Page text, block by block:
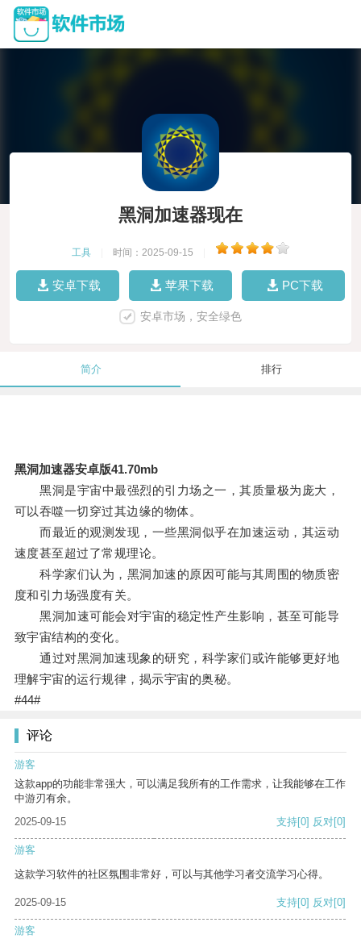
黑洞加速器现在
工具 时间：2025-09-15
安卓下载 苹果下载 PC下载
安卓市场，安全绿色
简介 排行
黑洞加速器安卓版41.70mb
黑洞是宇宙中最强烈的引力场之一，其质量极为庞大，
可以吞噬一切穿过其边缘的物体。
而最近的观测发现，一些黑洞似乎在加速运动，其运动
速度甚至超过了常规理论。
科学家们认为，黑洞加速的原因可能与其周围的物质密
度和引力场强度有关。
黑洞加速可能会对宇宙的稳定性产生影响，甚至可能导
致宇宙结构的变化。
通过对黑洞加速现象的研究，科学家们或许能够更好地
理解宇宙的运行规律，揭示宇宙的奥秘。
#44#
评论
游客
这款app的功能非常强大，可以满足我所有的工作需求，让我能够在工作
中游刃有余。
2025-09-15
支持[0] 反对[0]
游客
这款学习软件的社区氛围非常好，可以与其他学习者交流学习心得。
2025-09-15 支持[0] 反对[0]
游客